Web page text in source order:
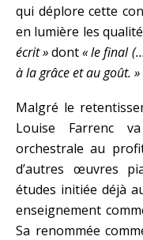
qui déplore cette
en lumière les
écrit »dont« le final
à la grâce et au goût. »
Malgré le
Louise Farrenc
orchestrale au
d’autres œuvres
études initiée déjà
enseignement
Sa renommée